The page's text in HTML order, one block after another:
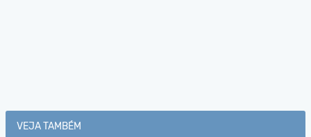
VEJA TAMBÉM